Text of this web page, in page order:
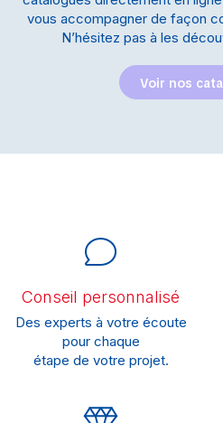
vous accompagner de façon
N’hésitez pas à les
Voir nos
Conseil personnalisé
Des experts à votre écoute
pour chaque
étape de votre projet.